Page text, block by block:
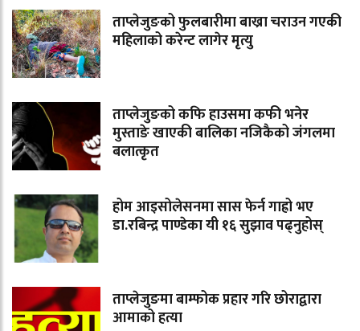
ताप्लेजुङको फुलबारीमा बाख्रा चराउन गएकी
महिलाको करेन्ट लागेर मृत्यु
ताप्लेजुङको कफि हाउसमा कफी भनेर
मुस्ताङे खाएकी बालिका नजिकैको जंगलमा
बलात्कृत
होम आइसोलेसनमा सास फेर्न गाह्रो भए
डा.रबिन्द्र पाण्डेका यी १६ सुझाव पढ्नुहोस्
ताप्लेजुङमा बाम्फोक प्रहार गरि छोराद्वारा
आमाको हत्या